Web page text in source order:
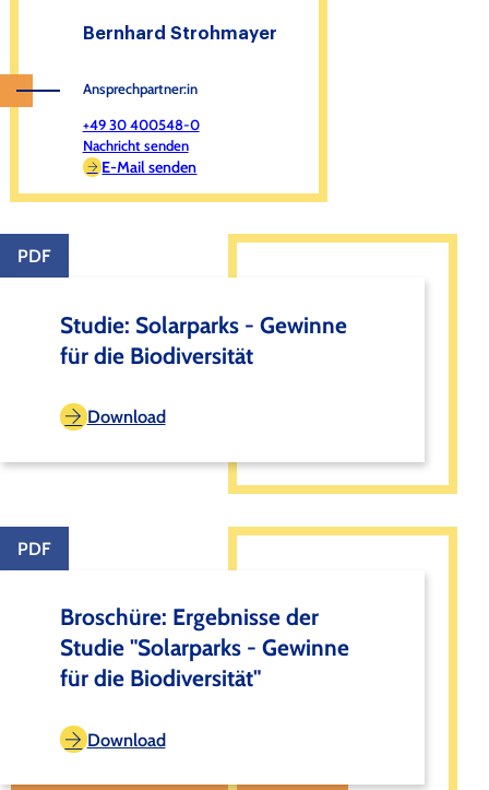
Bernhard Strohmayer
Ansprechpartner:in
+49 30 400548-0
Nachricht senden
E-Mail senden
PDF
Studie: Solarparks - Gewinne
für die Biodiversität
Download
PDF
Broschüre: Ergebnisse der
Studie "Solarparks - Gewinne
für die Biodiversität"
Download